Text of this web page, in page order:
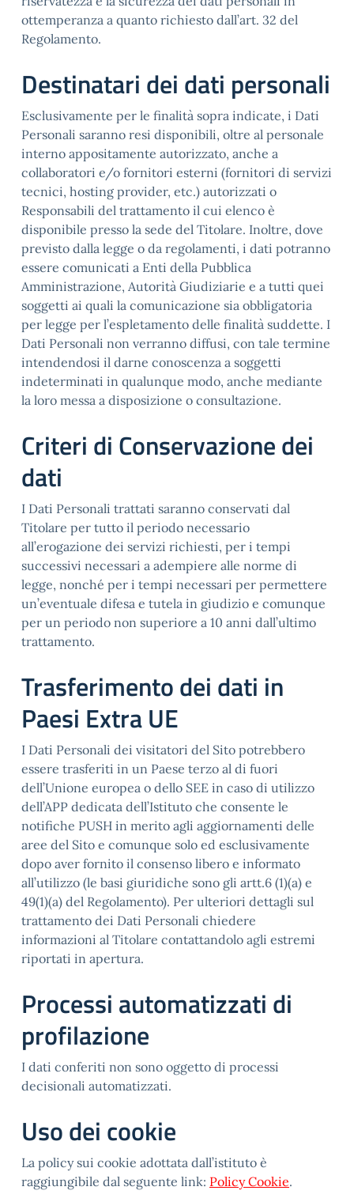
ottemperanza a quanto richiesto dall’art. 32 del
Regolamento.
Destinatari dei dati personali
Esclusivamente per le finalità sopra indicate, i Dati
Personali saranno resi disponibili, oltre al personale
interno appositamente autorizzato, anche a
collaboratori e/o fornitori esterni (fornitori di servizi
tecnici, hosting provider, etc.) autorizzati o
Responsabili del trattamento il cui elenco è
disponibile presso la sede del Titolare. Inoltre, dove
previsto dalla legge o da regolamenti, i dati potranno
essere comunicati a Enti della Pubblica
Amministrazione, Autorità Giudiziarie e a tutti quei
soggetti ai quali la comunicazione sia obbligatoria
per legge per l’espletamento delle finalità suddette. I
Dati Personali non verranno diffusi, con tale termine
intendendosi il darne conoscenza a soggetti
indeterminati in qualunque modo, anche mediante
la loro messa a disposizione o consultazione.
Criteri di Conservazione dei
dati
I Dati Personali trattati saranno conservati dal
Titolare per tutto il periodo necessario
all’erogazione dei servizi richiesti, per i tempi
successivi necessari a adempiere alle norme di
legge, nonché per i tempi necessari per permettere
un’eventuale difesa e tutela in giudizio e comunque
per un periodo non superiore a 10 anni dall’ultimo
trattamento.
Trasferimento dei dati in
Paesi Extra UE
I Dati Personali dei visitatori del Sito potrebbero
essere trasferiti in un Paese terzo al di fuori
dell’Unione europea o dello SEE in caso di utilizzo
dell’APP dedicata dell’Istituto che consente le
notifiche PUSH in merito agli aggiornamenti delle
aree del Sito e comunque solo ed esclusivamente
dopo aver fornito il consenso libero e informato
all’utilizzo (le basi giuridiche sono gli artt.6 (1)(a) e
49(1)(a) del Regolamento). Per ulteriori dettagli sul
trattamento dei Dati Personali chiedere
informazioni al Titolare contattandolo agli estremi
riportati in apertura.
Processi automatizzati di
profilazione
I dati conferiti non sono oggetto di processi
decisionali automatizzati.
Uso dei cookie
La policy sui cookie adottata dall’istituto è
raggiungibile dal seguente link: Policy Cookie.